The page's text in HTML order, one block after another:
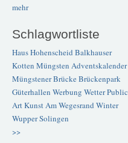
mehr
Schlagwortliste
Haus Hohenscheid Balkhauser
Kotten Müngsten Adventskalender
Müngstener BrückeBrückenpark
Güterhallen Werbung WetterPublic
ArtKunstAm Wegesrand Winter
WupperSolingen
>>